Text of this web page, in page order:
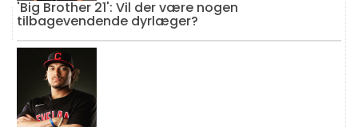
'Big Brother 21': Vil der være nogen
tilbagevendende dyrlæger?